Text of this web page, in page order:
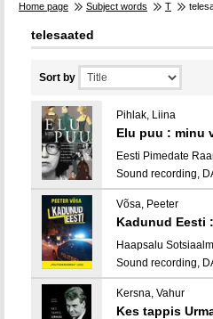
Home page Subject words T
telesaated
Sort by
Pihlak, Liina
Elu puu : minu
Eesti Pimedate
Sound recording,
Võsa, Peeter
Kadunud Eesti
Haapsalu
Sound recording,
Kersna, Vahur
Kes tappis